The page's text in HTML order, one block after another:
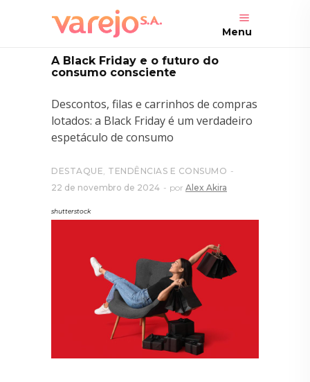
Menu
A Black Friday e o futuro do
consumo consciente
Descontos, filas e carrinhos de compras
lotados: a Black Friday é um verdadeiro
espetáculo de consumo
DESTAQUE, TENDÊNCIAS E CONSUMO
22 de novembro de 2024
por Alex Akira
shutterstock